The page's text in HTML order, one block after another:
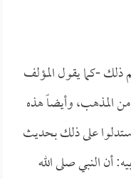
-كما يقول المؤلف
المذهب، وأيضاً هذه
على ذلك بحديث
أن النبي صلى الله